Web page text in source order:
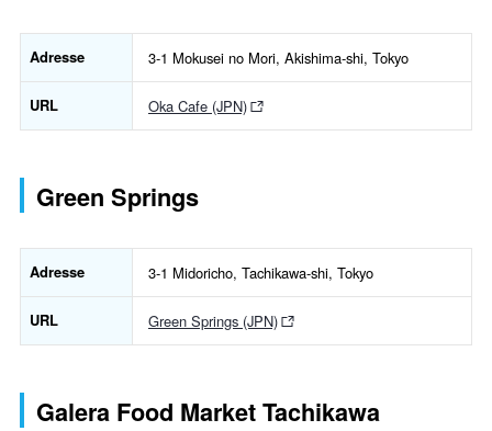
Adresse 3-1 Mokusei no Mori, Akishima-shi, Tokyo
URL Oka Cafe (JPN)
Green Springs
Adresse 3-1 Midoricho, Tachikawa-shi, Tokyo
URL Green Springs (JPN)
Galera Food Market Tachikawa